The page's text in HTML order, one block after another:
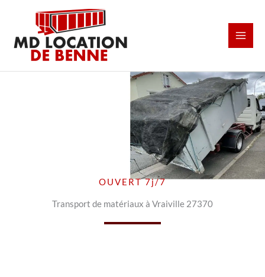
contenu
OUVERT 7j/7
Transport de matériaux à Vraiville 27370